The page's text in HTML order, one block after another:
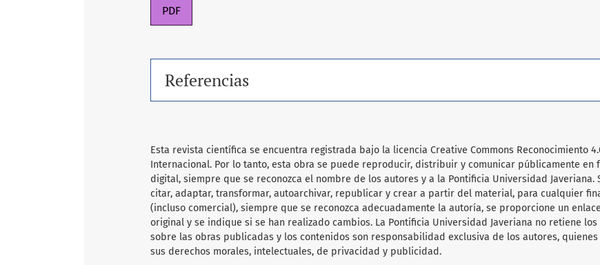
PDF
Referencias
Esta revista científica se encuentra registrada bajo la licencia Creative Commons Reconocimiento
Internacional. Por lo tanto, esta obra se puede reproducir, distribuir y comunicar públicamente en
digital, siempre que se reconozca el nombre de los autores y a la Pontificia Universidad Javeriana.
citar, adaptar, transformar, autoarchivar, republicar y crear a partir del material, para cualquier
(incluso comercial), siempre que se reconozca adecuadamente la autoría, se proporcione un
original y se indique si se han realizado cambios. La Pontificia Universidad Javeriana no retiene
sobre las obras publicadas y los contenidos son responsabilidad exclusiva de los autores, quienes
sus derechos morales, intelectuales, de privacidad y publicidad.